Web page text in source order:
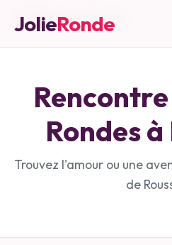
JolieRonde
Accueil Jura Rousses
Rondes à
Trouvez l'amour ou une
de